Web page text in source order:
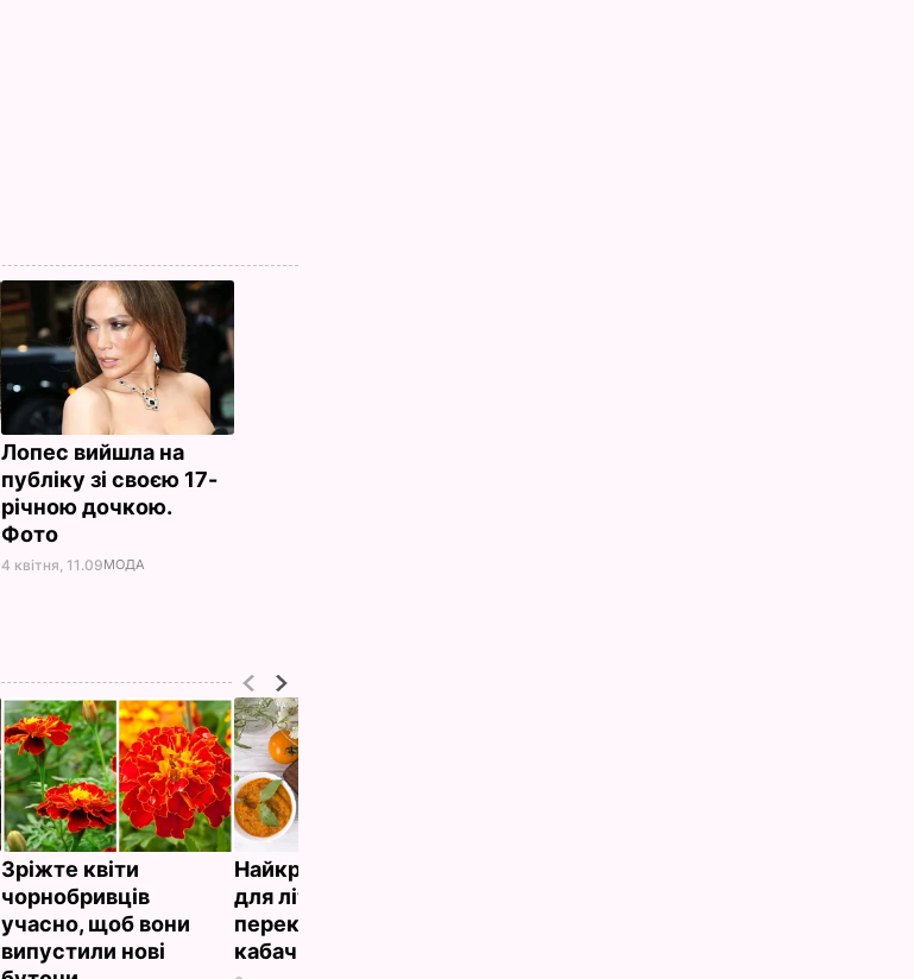
Лопес вийшла на
публіку зі своєю 17-
річною дочкою.
Фото
4 квітня, 11.09МОДА
Зріжте квіти
чорнобривців
учасно, щоб вони
випустили нові
Найкраща намазка
для літнього
перекусу. Рецепт
кабачкової ікри